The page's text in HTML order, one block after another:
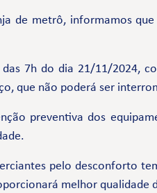
de metrô, informamos
7h do dia 21/11/2024,
que não poderá ser
preventiva dos
pelo desconforto
melhor qualidade